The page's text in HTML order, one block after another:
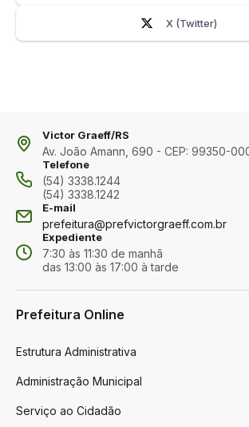
X (Twitter)
Victor Graeff/RS
Av. João Amann, 690 - CEP: 99350-
Telefone
(54) 3338.1244
(54) 3338.1242
E-mail
prefeitura@prefvictorgraeff.com.br
Expediente
7:30 às 11:30 de manhã
das 13:00 às 17:00 à tarde
Prefeitura Online
Estrutura Administrativa
Administração Municipal
Serviço ao Cidadão